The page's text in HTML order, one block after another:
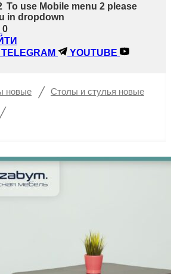
To use Mobile menu 2 please
in dropdown
0
TELEGRAM YOUTUBE
новые / Столы и стулья новые
/